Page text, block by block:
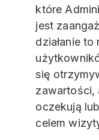
które
jest
działanie
się
zawartości,
oczekują
celem